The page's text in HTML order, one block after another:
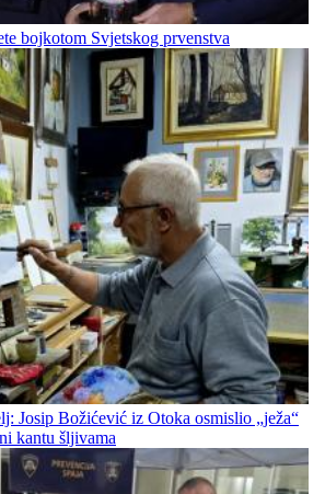
bojkotom Svjetskog prvenstva
Josip Božićević iz Otoka osmislio „ježa“
kantu šljivama